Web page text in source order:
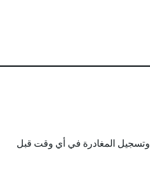
الوصول في أي وقت قبل 14:00، وتسجيل المغادرة في أي وقت قبل